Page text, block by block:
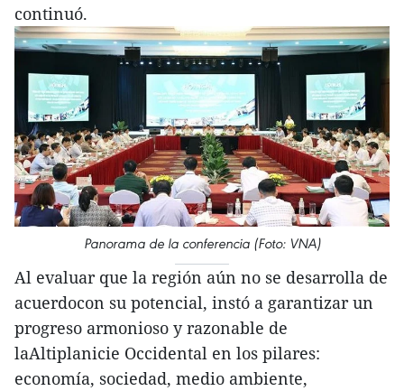
continuó.
Panorama de la conferencia (Foto: VNA)
Al evaluar que la región aún no se desarrolla de
acuerdocon su potencial, instó a garantizar un
progreso armonioso y razonable de
laAltiplanicie Occidental en los pilares:
economía, sociedad, medio ambiente,